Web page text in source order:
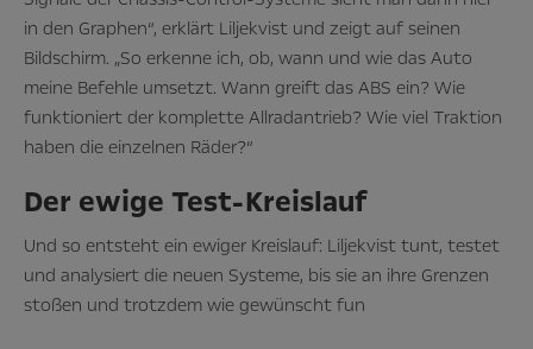
in den Graphen“, erklärt Liljekvist und zeigt auf seinen
Bildschirm. „So erkenne ich, ob, wann und wie das Auto
meine Befehle umsetzt. Wann greift das ABS ein? Wie
funktioniert der komplette Allradantrieb? Wie viel Traktion
haben die einzelnen Räder?“
Der ewige Test-Kreislauf
Und so entsteht ein ewiger Kreislauf: Liljekvist tunt, testet
und analysiert die neuen Systeme, bis sie an ihre Grenzen
stoßen und trotzdem wie gewünscht fun